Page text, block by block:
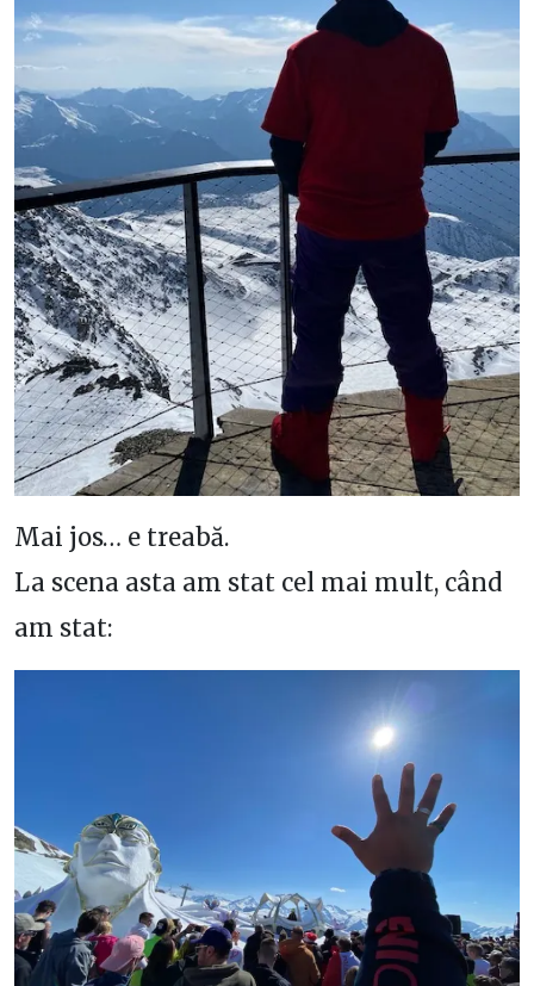
Mai jos… e treabă.
La scena asta am stat cel mai mult, când
am stat: